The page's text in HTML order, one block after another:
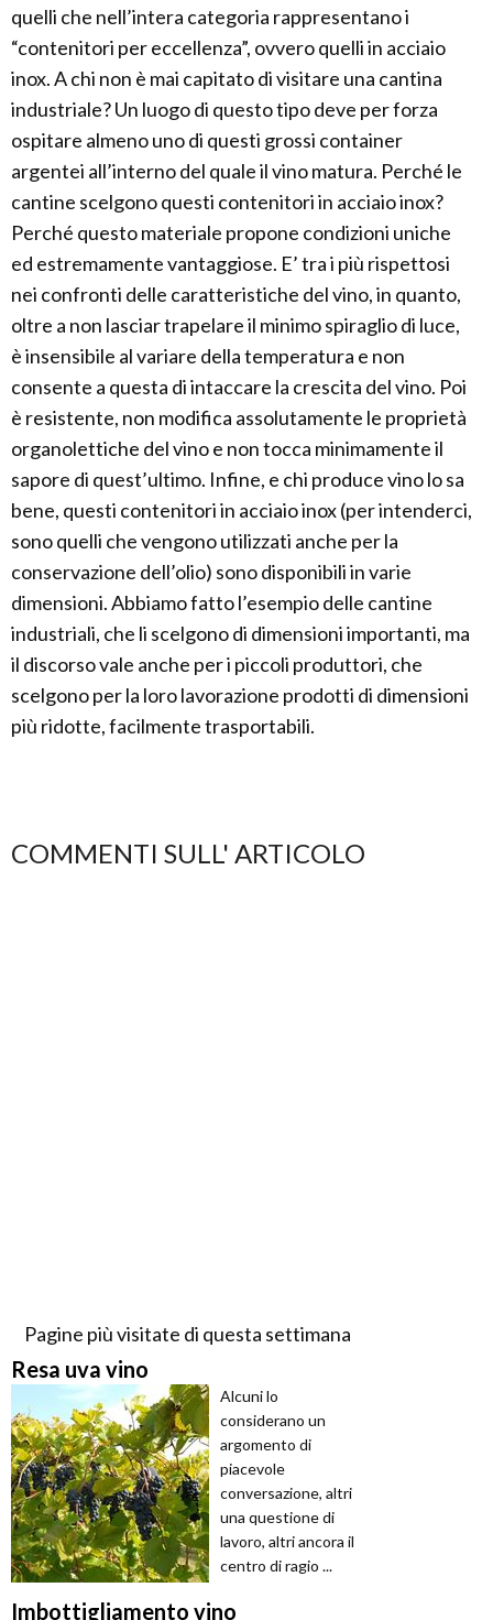
quelli che nell’intera categoria rappresentano i
“contenitori per eccellenza”, ovvero quelli in acciaio
inox. A chi non è mai capitato di visitare una cantina
industriale? Un luogo di questo tipo deve per forza
ospitare almeno uno di questi grossi container
argentei all’interno del quale il vino matura. Perché le
cantine scelgono questi contenitori in acciaio inox?
Perché questo materiale propone condizioni uniche
ed estremamente vantaggiose. E’ tra i più rispettosi
nei confronti delle caratteristiche del vino, in quanto,
oltre a non lasciar trapelare il minimo spiraglio di luce,
è insensibile al variare della temperatura e non
consente a questa di intaccare la crescita del vino. Poi
è resistente, non modifica assolutamente le proprietà
organolettiche del vino e non tocca minimamente il
sapore di quest’ultimo. Infine, e chi produce vino lo sa
bene, questi contenitori in acciaio inox (per intenderci,
sono quelli che vengono utilizzati anche per la
conservazione dell’olio) sono disponibili in varie
dimensioni. Abbiamo fatto l’esempio delle cantine
industriali, che li scelgono di dimensioni importanti, ma
il discorso vale anche per i piccoli produttori, che
scelgono per la loro lavorazione prodotti di dimensioni
più ridotte, facilmente trasportabili.
COMMENTI SULL' ARTICOLO
Pagine più visitate di questa settimana
Resa uva vino
Alcuni lo
considerano un
argomento di
piacevole
conversazione, altri
una questione di
lavoro, altri ancora il
centro di ragio ...
Imbottigliamento vino